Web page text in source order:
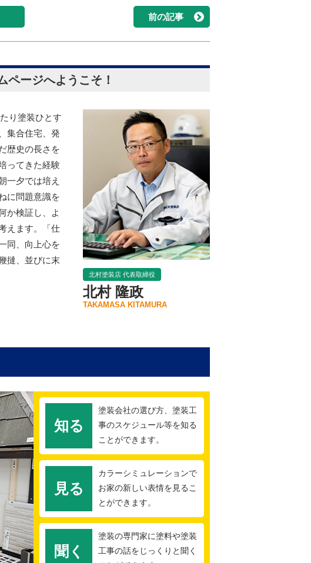
前の記事
ページへようこそ！
北村塗装店 代表取締役
北村 隆政
TAKAMASA KITAMURA
り塗装ひとす
集合住宅、発
歴史の長さを
ってきた経験
一夕では培え
に問題意識を
か検証し、よ
えます。「仕
同、向上心を
撻、並びに末
知る
塗装会社の選び方、塗装工
事のスケジュール等を知る
ことができます。
見る
カラーシミュレーションで
お家の新しい表情を見るこ
とができます。
聞く
塗装の専門家に塗料や塗装
工事の話をじっくりと聞く